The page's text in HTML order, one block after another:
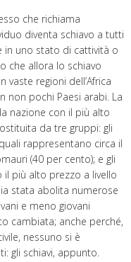
che richiama
diventa schiavo a tutti
in uno stato di cattività o
che allora lo schiavo
regioni dell’Africa
non pochi Paesi arabi. La
nazione con il più alto
da tre gruppi: gli
rappresentano circa il
(40 per cento); e gli
il più alto prezzo a livello
stata abolita numerose
e meno giovani
cambiata; anche perché,
nessuno si è
gli schiavi, appunto.